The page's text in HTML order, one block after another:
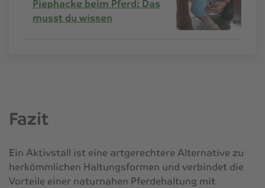
Piephacke beim Pferd: Das
musst du wissen
Fazit
Ein Aktivstall ist eine artgerechtere Alternative zu
herkömmlichen Haltungsformen und verbindet die
Vorteile einer naturnahen Pferdehaltung mit